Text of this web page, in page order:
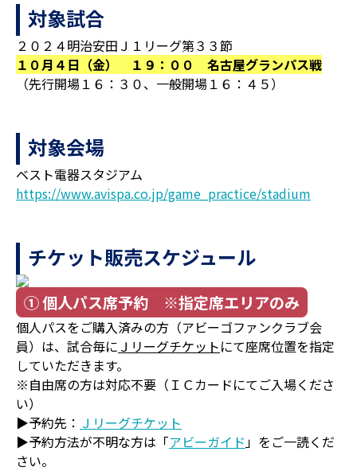
対象試合
２０２４明治安田Ｊ１リーグ第３３節
１０月４日（金） １９：００ 名古屋グランパス戦
（先行開場１６：３０、一般開場１６：４５）
対象会場
ベスト電器スタジアム
https://www.avispa.co.jp/game_practice/stadium
チケット販売スケジュール
① 個人パス席予約 ※指定席エリアのみ
個人パスをご購入済みの方（アビーゴファンクラブ会
員）は、試合毎に Ｊリーグチケットにて座席位置を指定
していただきます。
※自由席の方は対応不要（ＩＣカードにてご入場くださ
い）
▶予約先： Ｊリーグチケット
▶予約方法が不明な方は「アビーガイド」をご一読くだ
さい。